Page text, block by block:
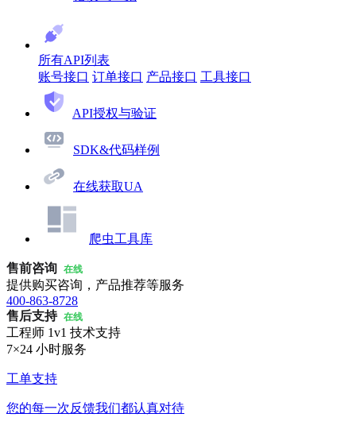
所有API列表
账号接口 订单接口 产品接口 工具接口
API授权与验证
SDK&代码样例
在线获取UA
爬虫工具库
售前咨询 在线
提供购买咨询，产品推荐等服务
400-863-8728
售后支持 在线
工程师 1v1 技术支持
7×24 小时服务
工单支持
您的每一次反馈我们都认真对待